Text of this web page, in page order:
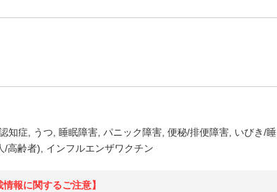
知症 うつ 睡眠障害 パニック障害 便秘/排便障害 いびき/睡
/高齢者) インフルエンザワクチン
情報に関するご注意】